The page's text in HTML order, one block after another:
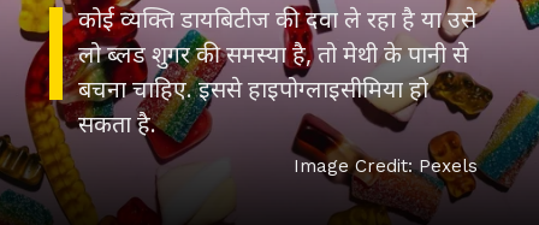
कोई व्यक्ति डायबिटीज की दवा ले रहा है या उसे
लो ब्लड शुगर की समस्या है, तो मेथी के पानी से
बचना चाहिए. इससे हाइपोग्लाइसीमिया हो
सकता है.
Image Credit: Pexels